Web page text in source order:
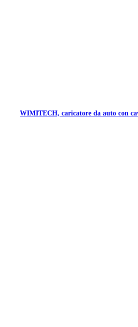
WIMITECH, caricatore da auto con